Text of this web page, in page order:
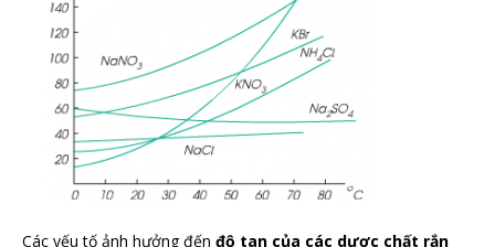
Các yếu tố ảnh hưởng đến độ tan của các dược chất rắn